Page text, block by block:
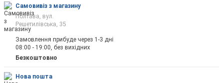
Самовивіз з магазину
Полтава, вул.
Решетилівська, 35
Замовлення прибуде через 1-3 дні
08:00 - 19:00, без вихідних
Безкоштовно
Нова пошта